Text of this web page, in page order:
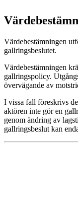
Värdebestämningen
gallringsbeslutet.
Värdebestämningen
gallringspolicy.
övervägande av
I vissa fall föreskrivs
aktören inte gör en
genom ändring av
gallringsbeslut kan